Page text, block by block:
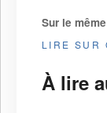
Sur le
LIRE SUR
À lire